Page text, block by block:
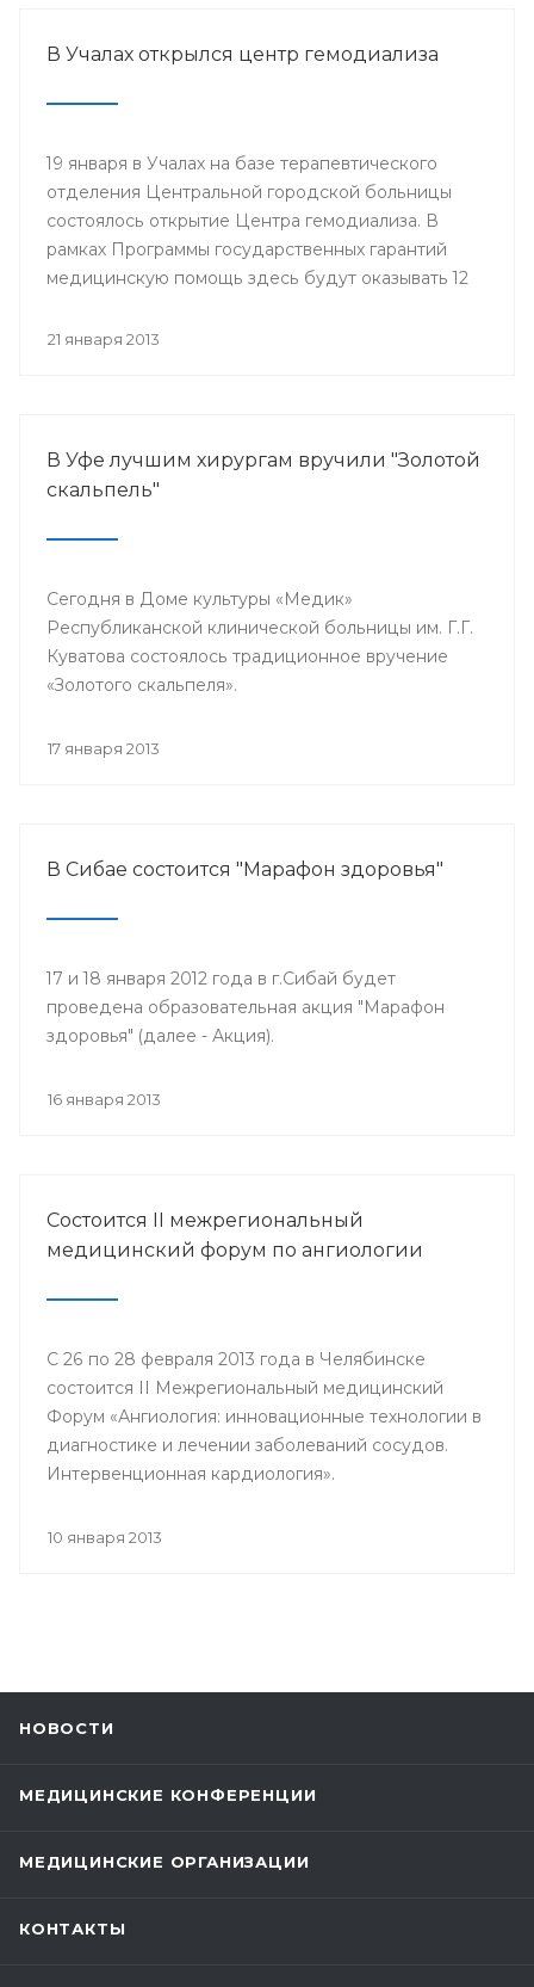
ординаторы, интерны и студенты старших
В Учалах открылся центр гемодиализа
19 января в Учалах на базе терапевтического
отделения Центральной городской больницы
состоялось открытие Центра гемодиализа. В
рамках Программы государственных гарантий
медицинскую помощь здесь будут оказывать 12
недостаточностью.
21 января 2013
В Уфе лучшим хирургам вручили "Золотой
скальпель"
Сегодня в Доме культуры «Медик»
Республиканской клинической больницы им. Г.Г.
Куватова состоялось традиционное вручение
«Золотого скальпеля».
17 января 2013
В Сибае состоится "Марафон здоровья"
17 и 18 января 2012 года в г.Сибай будет
проведена образовательная акция "Марафон
здоровья" (далее - Акция).
16 января 2013
Состоится II межрегиональный
медицинский форум по ангиологии
С 26 по 28 февраля 2013 года в Челябинске
состоится II Межрегиональный медицинский
Форум «Ангиология: инновационные технологии в
диагностике и лечении заболеваний сосудов.
Интервенционная кардиология».
10 января 2013
НОВОСТИ
МЕДИЦИНСКИЕ КОНФЕРЕНЦИИ
МЕДИЦИНСКИЕ ОРГАНИЗАЦИИ
КОНТАКТЫ